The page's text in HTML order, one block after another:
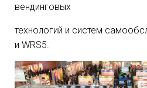
вендинговых
технологий и систем
и WRS5.